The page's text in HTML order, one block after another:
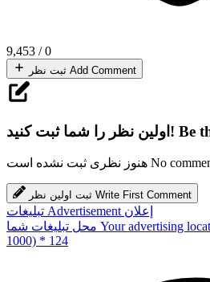
9,453 / 0
ثبت نظر Add Comment
اولین نظر را شما ثبت کنید! Be
هنوز نظری ثبت نشده است No
ثبت اولین نظر Write First Comment
تبلیغات Advertisement إعلان
محل تبلیغات شما Your advertising
1000) * 124